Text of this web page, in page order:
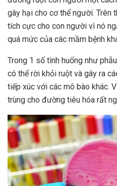
gây hại cho cơ thể người. Trên
tích cực cho con người vì nó
quá mức của các mầm bệnh
Trong 1 số tình huống như
có thể rời khỏi ruột và gây ra
tiếp xúc với các mô bào khác.
trùng cho đường tiêu hóa rất